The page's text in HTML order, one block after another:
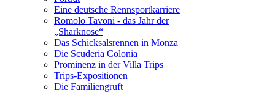
Eine deutsche Rennsportkarriere
Romolo Tavoni - das Jahr der
„Sharknose“
Das Schicksalsrennen in Monza
Die Scuderia Colonia
Prominenz in der Villa Trips
Trips-Expositionen
Die Familiengruft